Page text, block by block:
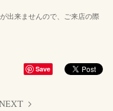
出来ませんので、ご来店の際
Save